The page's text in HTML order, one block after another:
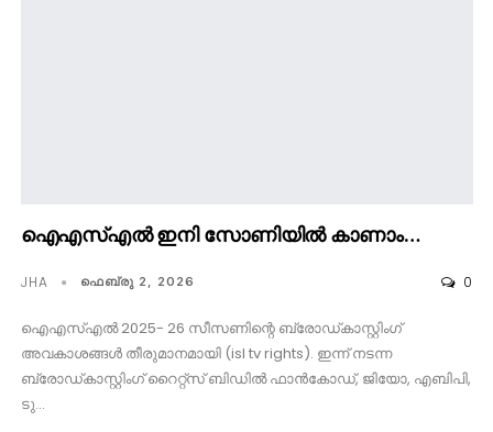
ഐഎസ്എൽ ഇനി സോണിയിൽ കാണാം…
JHA ഫെബ്രു 2, 2026 0
ഐഎസ്എൽ 2025- 26 സീസണിന്റെ ബ്രോഡ്കാസ്റ്റിംഗ്
അവകാശങ്ങൾ തീരുമാനമായി (isl tv rights). ഇന്ന് നടന്ന
ബ്രോഡ്കാസ്റ്റിംഗ് റൈറ്റ്സ് ബിഡിൽ ഫാൻകോഡ്, ജിയോ, എബിപി,
ടു…